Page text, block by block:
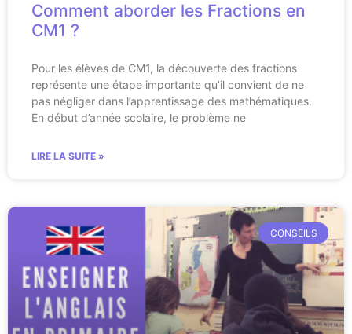
Comment aborder les Fractions en
CM1 ?
Pour les élèves de CM1, la découverte des fractions
représente une étape importante qu’il convient de ne
pas négliger dans l’apprentissage des mathématiques.
En début d’année scolaire, le problème ne
LIRE LA SUITE »
CONSEILS